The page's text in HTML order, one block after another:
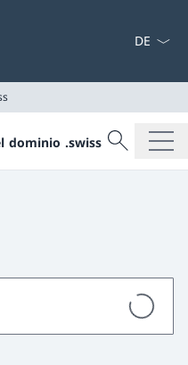
dominio .swiss Cercare
Ricerca